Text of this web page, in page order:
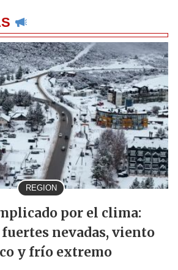
REGION
por el clima:
nevadas, viento
y frío extremo